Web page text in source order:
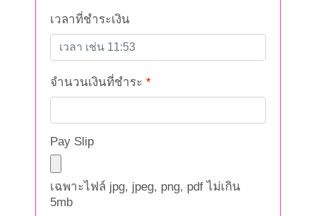
เวลาที่ชำระเงิน
จำนวนเงินที่ชำระ *
Pay Slip
เฉพาะไฟล์ jpg, jpeg, png, pdf ไม่เกิน
5mb